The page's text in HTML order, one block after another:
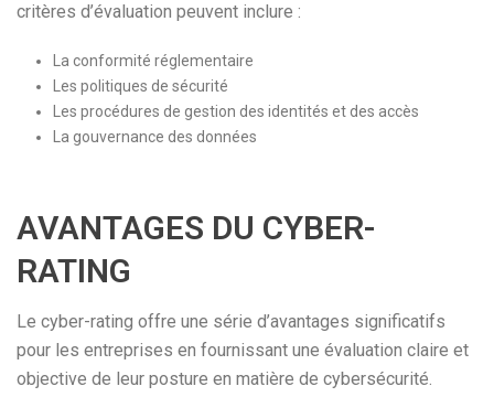
critères d’évaluation peuvent inclure :
La conformité réglementaire
Les politiques de sécurité
Les procédures de gestion des identités et des accès
La gouvernance des données
AVANTAGES DU CYBER-
RATING
Le cyber-rating offre une série d’avantages significatifs
pour les entreprises en fournissant une évaluation claire et
objective de leur posture en matière de cybersécurité.